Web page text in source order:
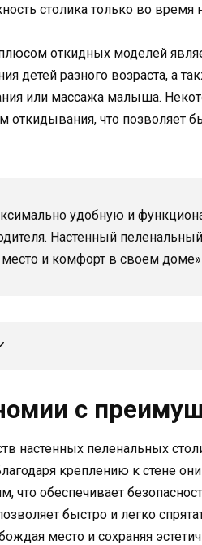
столика только во время
откидных моделей
детей разного возраста, а
или массажа малыша.
что позволяет
удобную и
Настенный
место и комфорт в своем
с
настенных пеленальных
креплению к стене
что обеспечивает
быстро и легко
место и сохраняя